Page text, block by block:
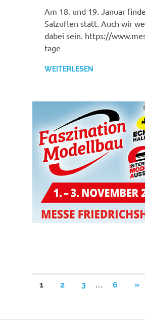
Am 18. und 19. Januar
Salzuflen statt. Auch wir
dabei sein. https://
tage
WEITERLESEN
1 2 3 6 »